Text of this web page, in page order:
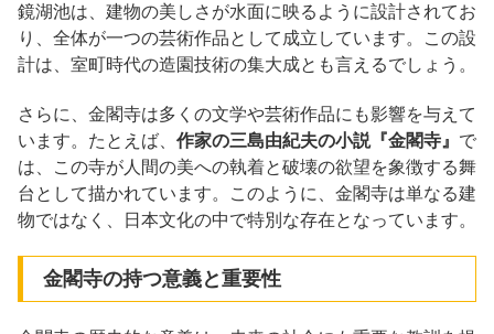
鏡湖池は、建物の美しさが水面に映るように設計されてお
り、全体が一つの芸術作品として成立しています。この設
計は、室町時代の造園技術の集大成とも言えるでしょう。
さらに、金閣寺は多くの文学や芸術作品にも影響を与えて
います。たとえば、 作家の三島由紀夫の小説『金閣寺』 で
は、この寺が人間の美への執着と破壊の欲望を象徴する舞
台として描かれています。このように、金閣寺は単なる建
物ではなく、日本文化の中で特別な存在となっています。
金閣寺の持つ意義と重要性